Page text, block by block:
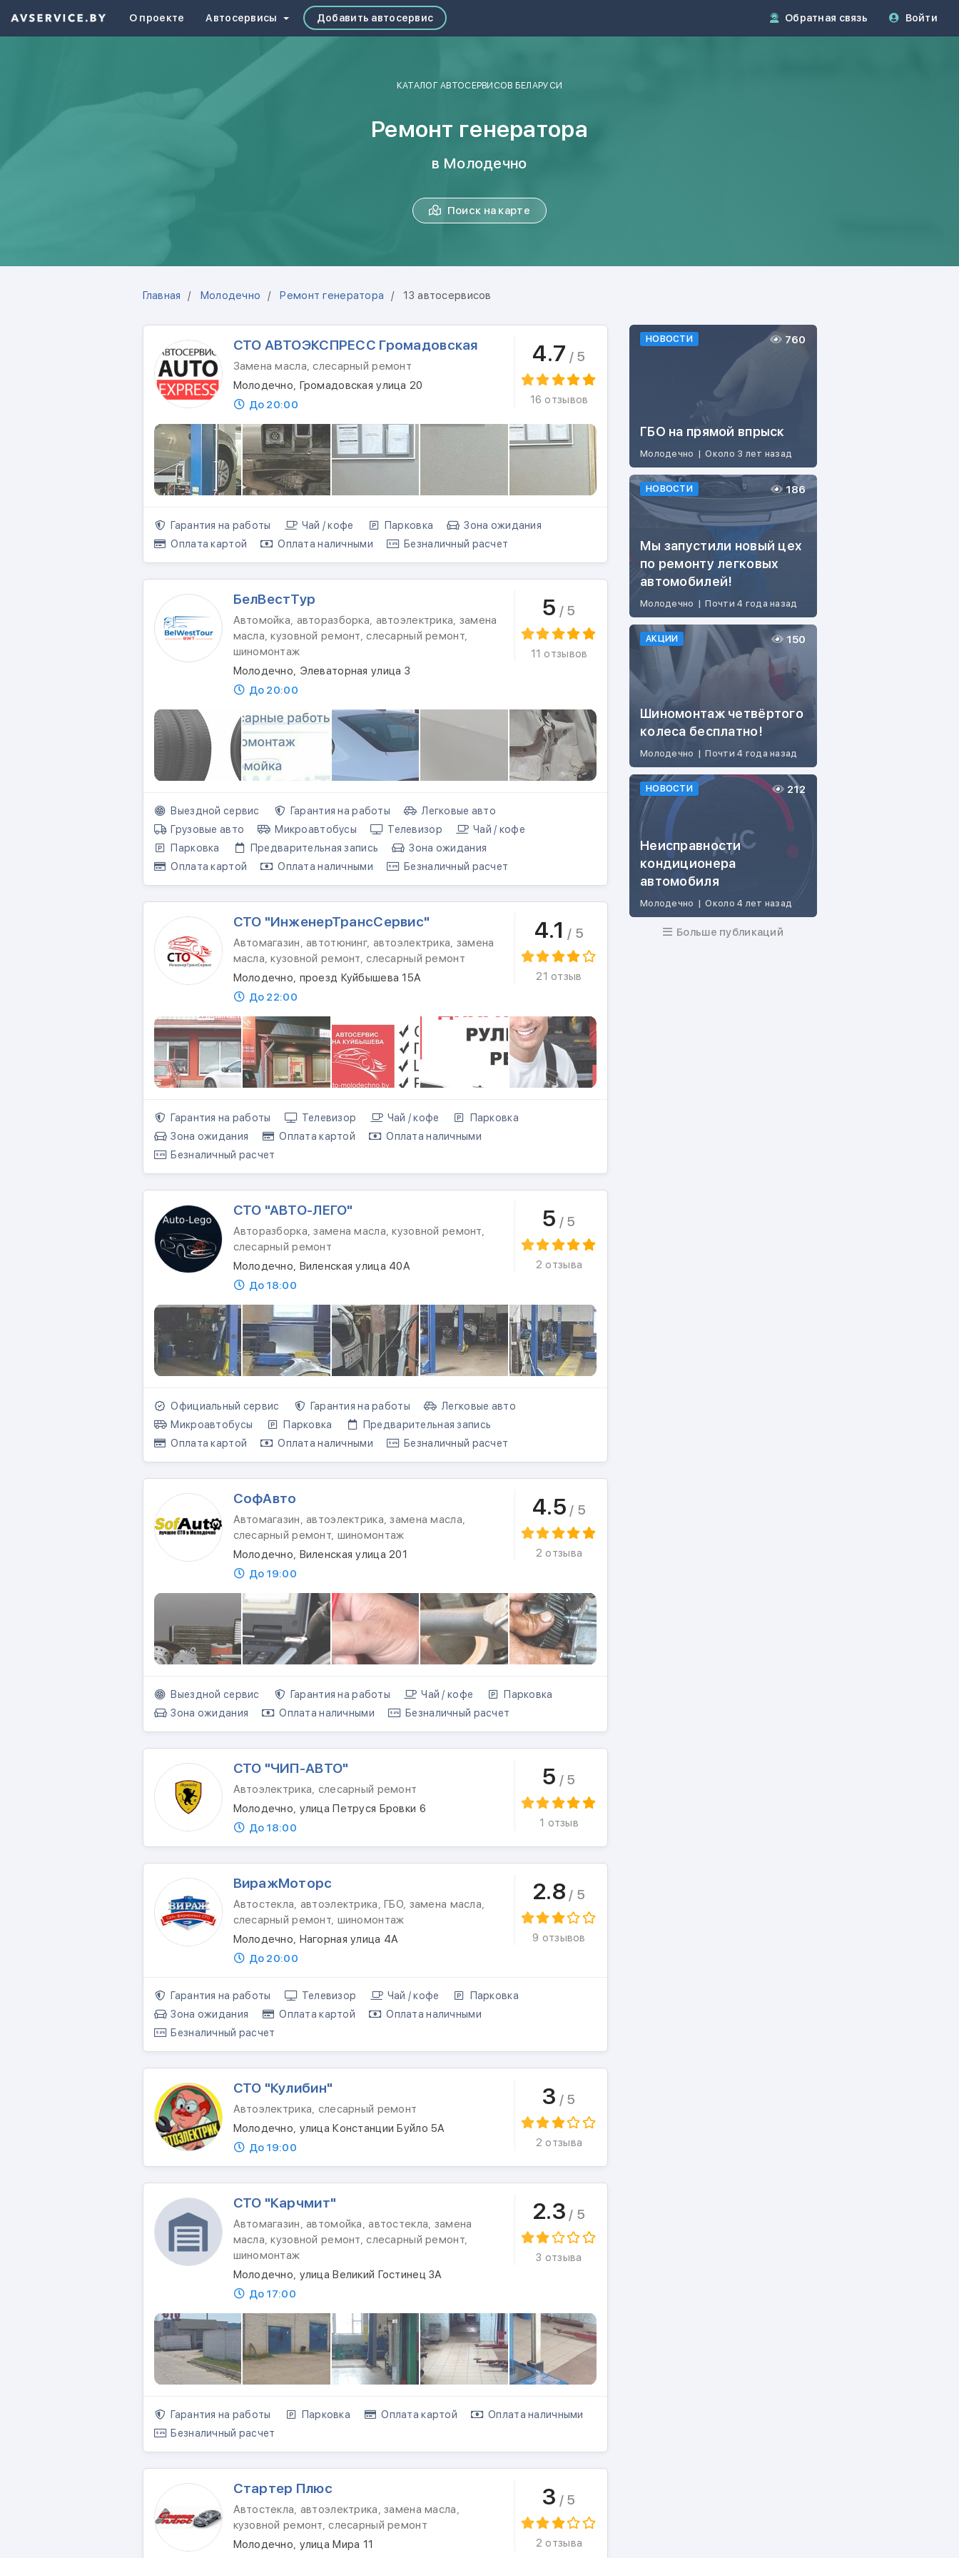
О проекте Автосервисы Добавить автосервис Обратная связь Войти
КАТАЛОГ АВТОСЕРВИСОВ БЕЛАРУСИ
Ремонт генератора
в Молодечно
Поиск на карте
Главная Молодечно Ремонт генератора 13 автосервисов
СТО АВТОЭКСПРЕСС Громадовская
Замена масла, слесарный ремонт
Молодечно, Громадовская улица 20
До 20:00
4.7 / 5
16 отзывов
Гарантия на работы Чай / кофе Парковка
Зона ожидания
Оплата картой
Оплата наличными Безналичный расчет
БелВестТур
Автомойка, авторазборка, автоэлектрика, замена
масла, кузовной ремонт, слесарный ремонт,
шиномонтаж
Молодечно, Элеваторная улица 3
До 20:00
5 / 5
11 отзывов
Выездной сервис Гарантия на работы
Легковые авто
Грузовые авто
Микроавтобусы Телевизор
Чай / кофе
Парковка
Предварительная запись
Зона ожидания
Оплата картой
Оплата наличными Безналичный расчет
СТО "ИнженерТрансСервис"
Автомагазин, автотюнинг, автоэлектрика, замена
масла, кузовной ремонт, слесарный ремонт
Молодечно, проезд Куйбышева 15А
До 22:00
4.1 / 5
21 отзыв
Гарантия на работы Телевизор Чай / кофе
Парковка
Зона ожидания
Оплата картой
Оплата наличными
Безналичный расчет
СТО "АВТО-ЛЕГО"
Авторазборка, замена масла, кузовной ремонт,
слесарный ремонт
Молодечно, Виленская улица 40А
До 18:00
5 / 5
2 отзыва
Официальный сервис Гарантия на работы
Легковые авто
Микроавтобусы
Парковка
Предварительная запись
Оплата картой
Оплата наличными Безналичный расчет
СофАвто
Автомагазин, автоэлектрика, замена масла,
слесарный ремонт, шиномонтаж
Молодечно, Виленская улица 201
До 19:00
4.5 / 5
2 отзыва
Выездной сервис Гарантия на работы Чай / кофе
Парковка
Зона ожидания
Оплата наличными Безналичный расчет
СТО "ЧИП-АВТО"
Автоэлектрика, слесарный ремонт
Молодечно, улица Петруся Бровки 6
До 18:00
5 / 5
1 отзыв
ВиражМоторс
Автостекла, автоэлектрика, ГБО, замена масла,
слесарный ремонт, шиномонтаж
Молодечно, Нагорная улица 4А
До 20:00
2.8 / 5
9 отзывов
Гарантия на работы Телевизор Чай / кофе
Парковка
Зона ожидания
Оплата картой
Оплата наличными
Безналичный расчет
СТО "Кулибин"
Автоэлектрика, слесарный ремонт
Молодечно, улица Констанции Буйло 5А
До 19:00
3 / 5
2 отзыва
СТО "Карчмит"
Автомагазин, автомойка, автостекла, замена
масла, кузовной ремонт, слесарный ремонт,
шиномонтаж
Молодечно, улица Великий Гостинец 3А
До 17:00
2.3 / 5
3 отзыва
Гарантия на работы Парковка Оплата картой
Оплата наличными
Безналичный расчет
Стартер Плюс
Автостекла, автоэлектрика, замена масла,
кузовной ремонт, слесарный ремонт
Молодечно, улица Мира 11
3 / 5
2 отзыва
НОВОСТИ
ГБО на прямой впрыск
Молодечно | Около 3 лет назад
760
НОВОСТИ
Мы запустили новый цех
по ремонту легковых
автомобилей!
Молодечно | Почти 4 года назад
186
АКЦИИ
Шиномонтаж четвёртого
колеса бесплатно!
Молодечно | Почти 4 года назад
150
НОВОСТИ
Неисправности
кондиционера
автомобиля
Молодечно | Около 4 лет назад
212
Больше публикаций